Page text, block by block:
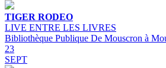
TIGER RODEO
LIVE ENTRE LES LIVRES
Bibliothèque Publique De Mouscron à
23
SEPT